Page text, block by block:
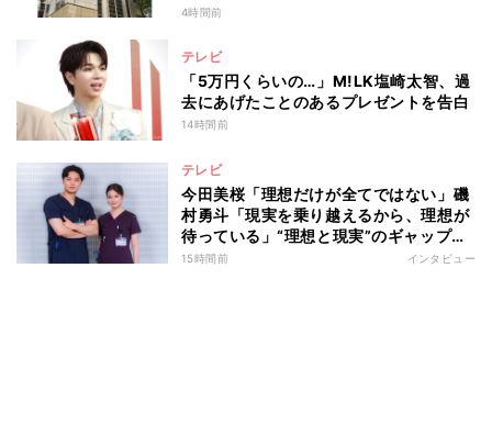
4時間前
テレビ
「5万円くらいの…」M!LK塩崎太智、過
去にあげたことのあるプレゼントを告白
14時間前
テレビ
今田美桜「理想だけが全てではない」磯
村勇斗「現実を乗り越えるから、理想が
待っている」“理想と現実”のギャップに
悩む人へ 第一線で活躍する俳優2人の
15時間前 インタビュー